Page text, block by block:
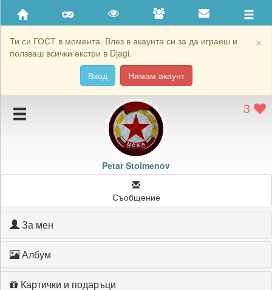
×
Ти си ГОСТ в момента. Влез в акаунта си за да играеш и
ползваш всички екстри в Djagi.
Вход
Нямам акаунт
Приятели
Хронология на игри
Подаръците на Petar Stoimenov
Картичките на Petar Stoimenov
Блокирай Petar Stoimenov
3
Petar Stoimenov
Съобщение
За мен
Албум
Картички и подаръци